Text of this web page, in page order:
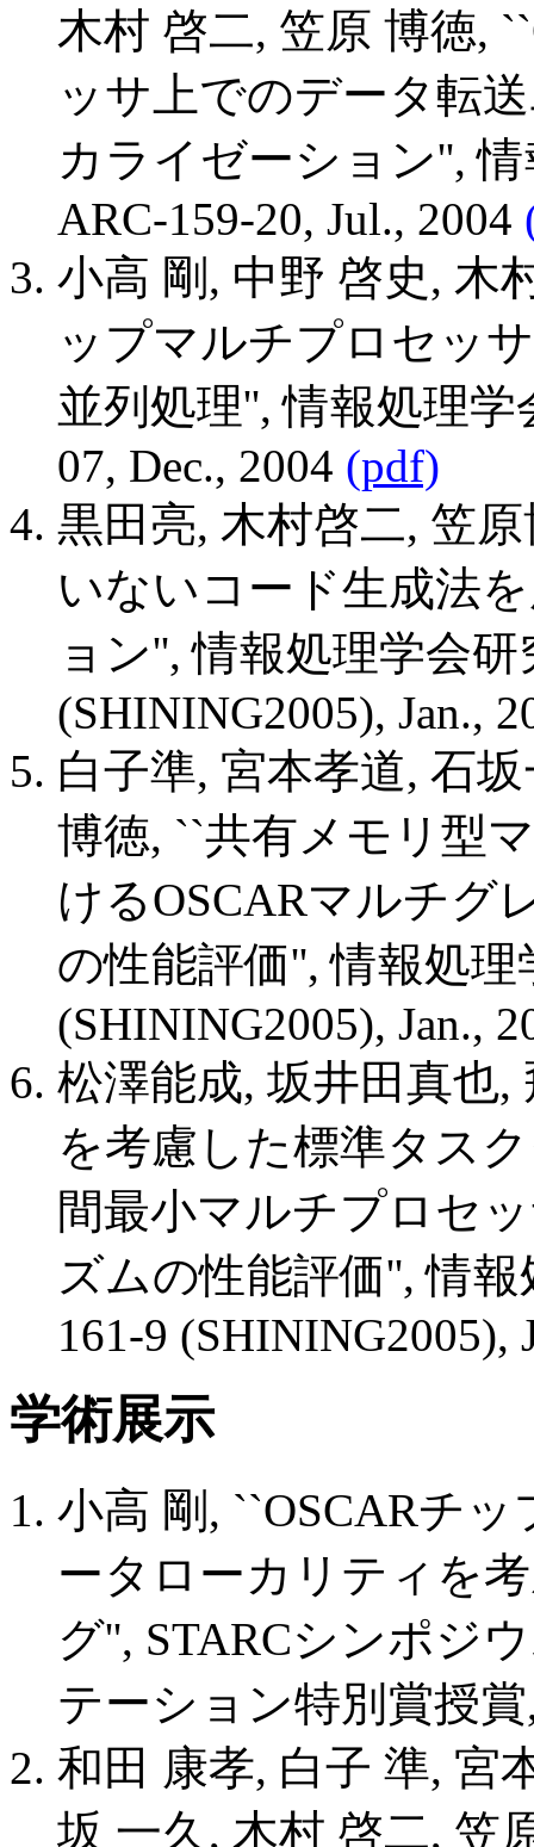
木村 啓二, 笠原 博徳,
ッサ上でのデータ転
カライゼーション'',
ARC-159-20, Jul., 2004
小高 剛, 中野 啓史, 木
ップマルチプロセッ
並列処理'', 情報処理学
07, Dec., 2004 (pdf)
黒田亮, 木村啓二, 笠
いないコード生成法
ョン'', 情報処理学会
(SHINING2005), Jan.,
白子準, 宮本孝道, 石
博徳, ``共有メモリ型
けるOSCARマルチグ
の性能評価'', 情報処理
(SHINING2005), Jan.,
松澤能成, 坂井田真也,
を考慮した標準タス
間最小マルチプロセ
ズムの性能評価'', 情
161-9 (SHINING2005),
学術展示
小高 剛, ``OSCARチ
ータローカリティを
グ'', STARCシンポジ
テーション特別賞授
和田 康孝, 白子 準, 宮
坂 一久, 木村 啓二, 笠